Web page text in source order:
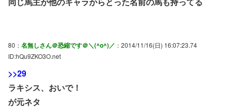
80： 名無しさん＠恐縮です＠＼(^o^)／ ：2014/11/16(日) 16:07:23.74
ID:hQu9ZKO3O.net
>>29
ラキシス、おいで！
が元ネタ